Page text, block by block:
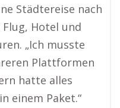
Städtereise nach
Hotel und
„Ich musste
Plattformen
hatte alles
einem Paket.“